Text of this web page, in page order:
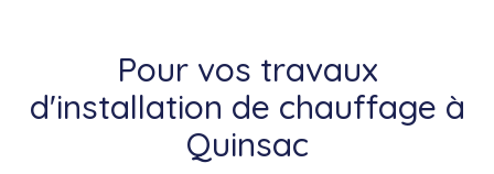
Pour vos travaux
d'installation de chauffage à
Quinsac